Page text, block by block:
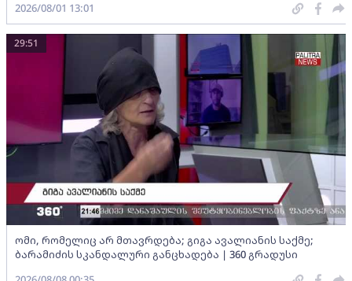
2026/08/01 13:01
ომი, რომელიც არ მთავრდება; გიგა ავალიანის საქმე;
ბარამიძის სკანდალური განცხადება | 360 გრადუსი
29:51